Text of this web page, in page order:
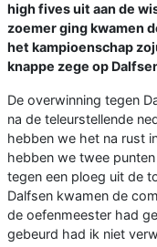
high fives uit aan de
zoemer ging kwamen
het kampioenschap
knappe zege op
De overwinning tegen
na de teleurstellende
hebben we het na rust
hebben we twee
tegen een ploeg uit de
Dalfsen kwamen de
de oefenmeester had
gebeurd had ik niet